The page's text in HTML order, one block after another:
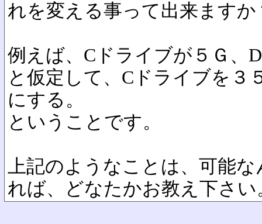
れを変える事って出来ますか
例えば、Cドライブが５Ｇ、
と仮定して、Cドライブを３
にする。
ということです。
上記のようなことは、可能
れば、どなたかお教え下さい